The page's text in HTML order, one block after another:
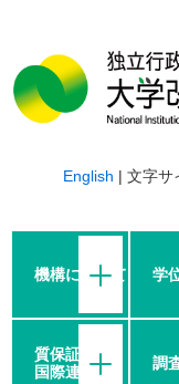
English | 文字サ
機構について 学
質保証・
国際連携
調